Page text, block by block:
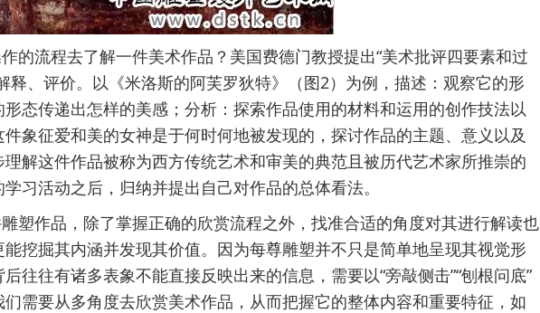
的流程去了解一件美术作品？美国费德门教授提出“美术批评四要素和过
释、评价。以《米洛斯的阿芙罗狄特》（图2）为例，描述：观察它的形
态传递出怎样的美感；分析：探索作品使用的材料和运用的创作技法以
象征爱和美的女神是于何时何地被发现的，探讨作品的主题、意义以及
解这件作品被称为西方传统艺术和审美的典范且被历代艺术家所推崇的
习活动之后，归纳并提出自己对作品的总体看法。
塑作品，除了掌握正确的欣赏流程之外，找准合适的角度对其进行解读也
挖掘其内涵并发现其价值。因为每尊雕塑并不只是简单地呈现其视觉形
往往有诸多表象不能直接反映出来的信息，需要以“旁敲侧击”“刨根问底”
需要从多角度去欣赏美术作品，从而把握它的整体内容和重要特征，如